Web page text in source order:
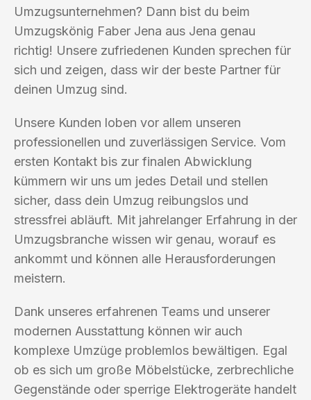
Umzugsunternehmen? Dann bist du beim
Umzugskönig Faber Jena aus Jena genau
richtig! Unsere zufriedenen Kunden sprechen für
sich und zeigen, dass wir der beste Partner für
deinen Umzug sind.
Unsere Kunden loben vor allem unseren
professionellen und zuverlässigen Service. Vom
ersten Kontakt bis zur finalen Abwicklung
kümmern wir uns um jedes Detail und stellen
sicher, dass dein Umzug reibungslos und
stressfrei abläuft. Mit jahrelanger Erfahrung in der
Umzugsbranche wissen wir genau, worauf es
ankommt und können alle Herausforderungen
meistern.
Dank unseres erfahrenen Teams und unserer
modernen Ausstattung können wir auch
komplexe Umzüge problemlos bewältigen. Egal
ob es sich um große Möbelstücke, zerbrechliche
Gegenstände oder sperrige Elektrogeräte handelt